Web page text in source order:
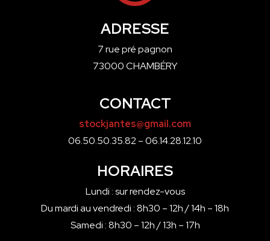
ADRESSE
7 rue pré pagnon
73000 CHAMBÉRY
CONTACT
stockjantes@gmail.com
06.50.50.35.82 – 06.14.28.12.10
HORAIRES
Lundi : sur rendez-vous
Du mardi au vendredi : 8h30 – 12h / 14h – 18h
Samedi : 8h30 – 12h / 13h – 17h